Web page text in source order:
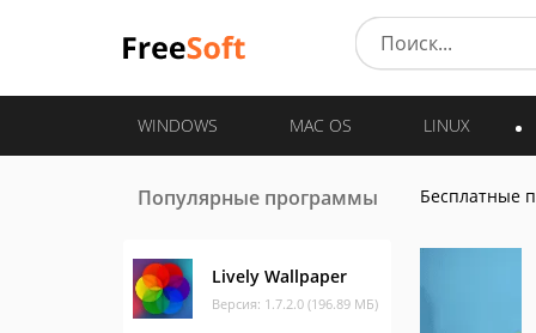
WINDOWS MAC OS LINUX
Популярные программы
Lively Wallpaper
Версия: 1.7.2.0 (196.89 МБ)
Бесплатные